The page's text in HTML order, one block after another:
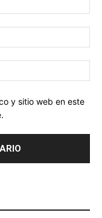
y sitio web en este